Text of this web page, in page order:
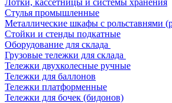
Лотки, кассетницы и системы хранения
Стулья промышленные
Металлические шкафы с рольставнями
Стойки и стенды подкатные
Оборудование для склада
Грузовые тележки для склада
Тележки двухколесные ручные
Тележки для баллонов
Тележки платформенные
Тележки для бочек (бидонов)